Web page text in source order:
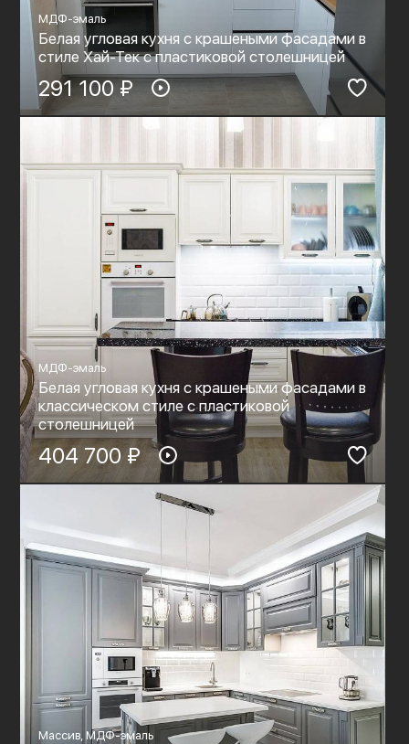
МДФ-эмаль
Белая угловая кухня с крашеными фасадами в
стиле Хай-Тек с пластиковой столешницей
291 100 ₽
МДФ-эмаль
Белая угловая кухня с крашеными фасадами в
классическом стиле с пластиковой
столешницей
404 700 ₽
Массив, МДФ-эмаль